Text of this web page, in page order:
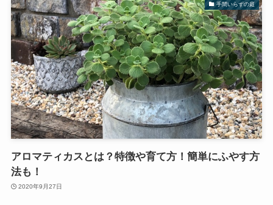
手間いらずの庭
アロマティカスとは？特徴や育て方！簡単にふやす方
法も！
2020年9月27日